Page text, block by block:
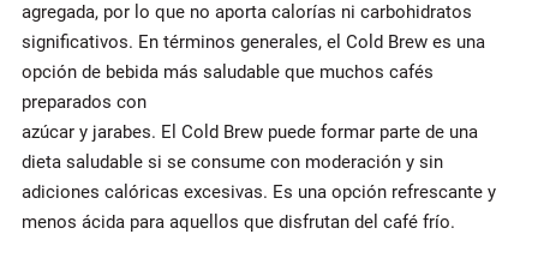
agregada, por lo que no aporta calorías ni carbohidratos
significativos. En términos generales, el Cold Brew es una
opción de bebida más saludable que muchos cafés
preparados con
azúcar y jarabes. El Cold Brew puede formar parte de una
dieta saludable si se consume con moderación y sin
adiciones calóricas excesivas. Es una opción refrescante y
menos ácida para aquellos que disfrutan del café frío.